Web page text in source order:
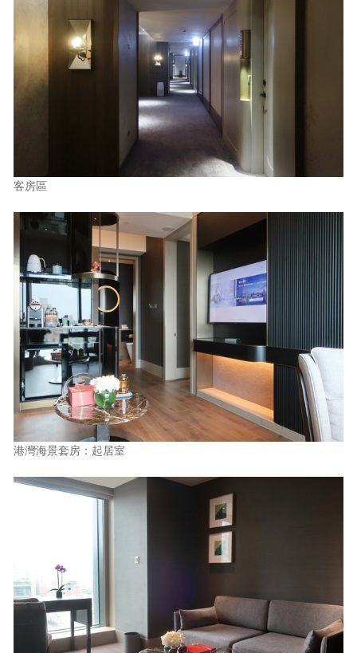
客房區
港灣海景套房：起居室